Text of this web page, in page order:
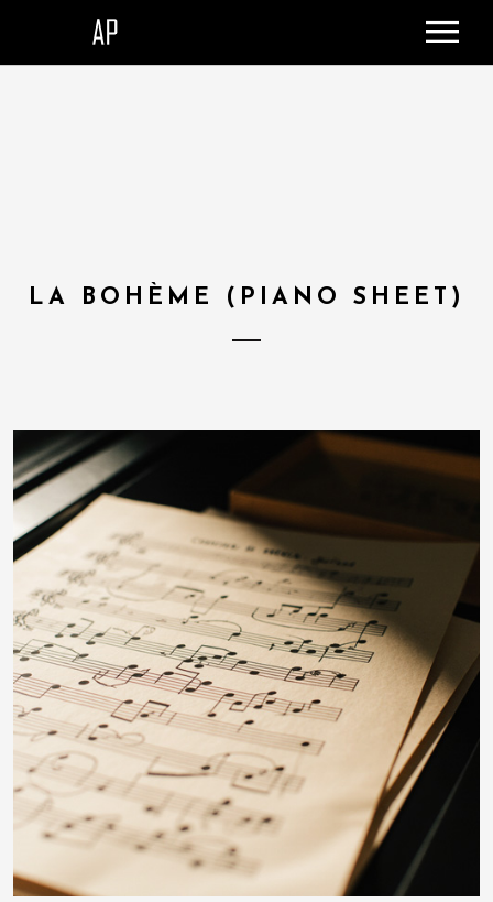
LA BOHÈME (PIANO SHEET)